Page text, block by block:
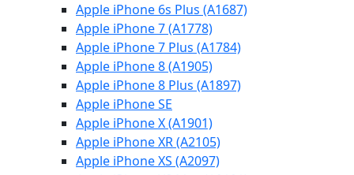
Apple iPhone 6s Plus (A1687)
Apple iPhone 7 (A1778)
Apple iPhone 7 Plus (A1784)
Apple iPhone 8 (A1905)
Apple iPhone 8 Plus (A1897)
Apple iPhone SE
Apple iPhone X (A1901)
Apple iPhone XR (A2105)
Apple iPhone XS (A2097)